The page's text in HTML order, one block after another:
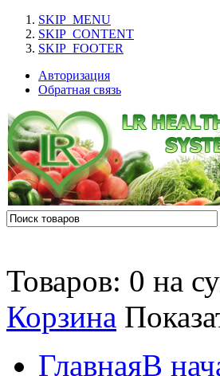
SKIP_MENU
SKIP_CONTENT
SKIP_FOOTER
Авторизация
Обратная связь
Товаров: 0 на
Корзина
ГлавнаяВ